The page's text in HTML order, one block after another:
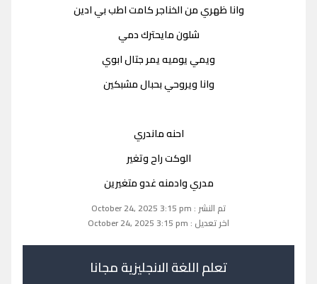
وانا ظهري من الخناجر كامت اطب بي ادين
شلون مايحترك دمي
ويمي يوميه يمر جتال ابوي
وانا ويروحي بحبال مشبكين
احنه ماندري
الوكت راح وتغير
مدري وادمنه غدو متغيرين
تم النشر : October 24, 2025 3:15 pm
اخر تعديل : October 24, 2025 3:15 pm
تعلم اللغة الانجليزية مجانا